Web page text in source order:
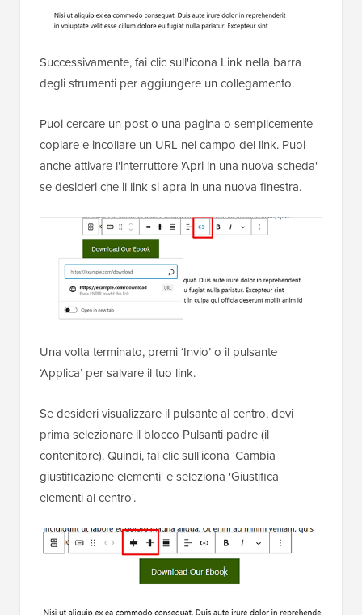
Successivamente, fai clic sull'icona Link nella barra
degli strumenti per aggiungere un collegamento.
Puoi cercare un post o una pagina o semplicemente
copiare e incollare un URL nel campo del link. Puoi
anche attivare l'interruttore 'Apri in una nuova scheda'
se desideri che il link si apra in una nuova finestra.
Una volta terminato, premi ‘Invio’ o il pulsante
‘Applica’ per salvare il tuo link.
Se desideri visualizzare il pulsante al centro, devi
prima selezionare il blocco Pulsanti padre (il
contenitore). Quindi, fai clic sull'icona 'Cambia
giustificazione elementi' e seleziona 'Giustifica
elementi al centro'.